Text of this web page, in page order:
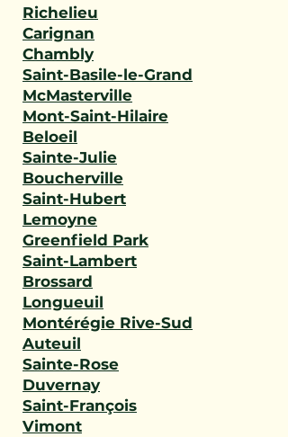
Richelieu
Carignan
Chambly
Saint-Basile-le-Grand
McMasterville
Mont-Saint-Hilaire
Beloeil
Sainte-Julie
Boucherville
Saint-Hubert
Lemoyne
Greenfield Park
Saint-Lambert
Brossard
Longueuil
Montérégie Rive-Sud
Auteuil
Sainte-Rose
Duvernay
Saint-François
Vimont